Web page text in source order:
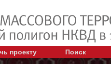
проекту Поиск